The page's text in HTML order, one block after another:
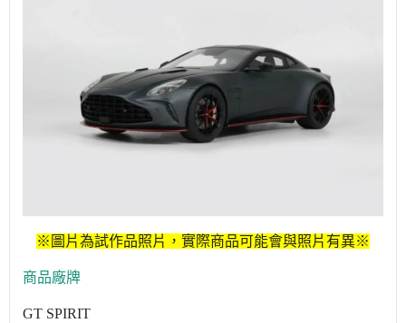
※圖片為試作品照片，實際商品可能會與照片有異※
商品廠牌
GT SPIRIT